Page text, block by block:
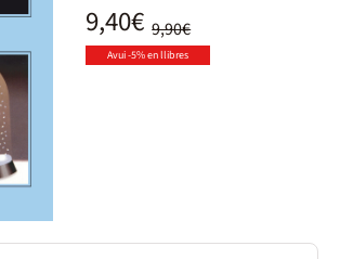
9,90€
9,40€
Avui -5% en llibres